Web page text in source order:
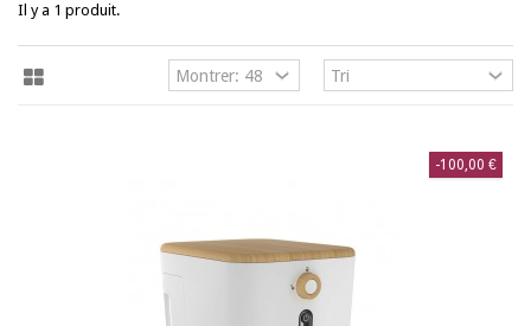
Il y a 1 produit.
-100,00 €